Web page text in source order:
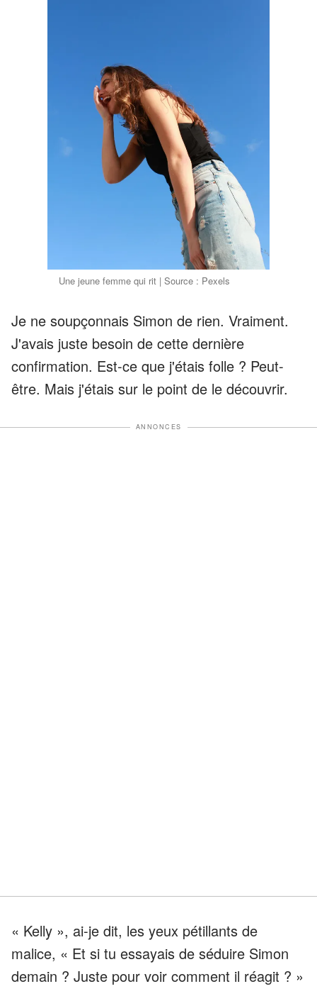
Une jeune femme qui rit | Source : Pexels
Je ne soupçonnais Simon de rien. Vraiment.
J'avais juste besoin de cette dernière
confirmation. Est-ce que j'étais folle ? Peut-
être. Mais j'étais sur le point de le découvrir.
ANNONCES
« Kelly », ai-je dit, les yeux pétillants de
malice, « Et si tu essayais de séduire Simon
demain ? Juste pour voir comment il réagit ? »